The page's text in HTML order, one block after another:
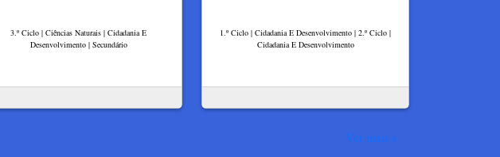
3.º Ciclo | Ciências Naturais | Cidadania E
Desenvolvimento | Secundário
1.º Ciclo | Cidadania E Desenvolvimento | 2.º Ciclo |
Cidadania E Desenvolvimento
Ver mais